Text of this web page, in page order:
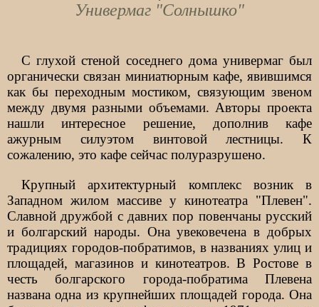
Универмаг "Солнышко"
С глухой стеной соседнего дома универмаг был
органически связан миниатюрным кафе, явившимся
как бы переходным мостиком, связующим звеном
между двумя разными объемами. Авторы проекта
нашли интересное решение, дополнив кафе
ажурным силуэтом винтовой лестницы. К
сожалению, это кафе сейчас полуразрушено.
Крупный архитектурный комплекс возник в
Западном жилом массиве у кинотеатра "Плевен".
Славной дружбой с давних пор повенчаны русский
и болгарский народы. Она увековечена в добрых
традициях городов-побратимов, в названиях улиц и
площадей, магазинов и кинотеатров. В Ростове в
честь болгарского города-побратима Плевена
названа одна из крупнейших площадей города. Она